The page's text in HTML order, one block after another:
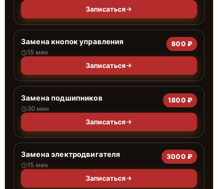
Записаться
Замена кнопок управления
15 мин
800 ₽
Записаться
Замена подшипников
30 мин
1800 ₽
Записаться
Замена электродвигателя
15 мин
3000 ₽
Записаться